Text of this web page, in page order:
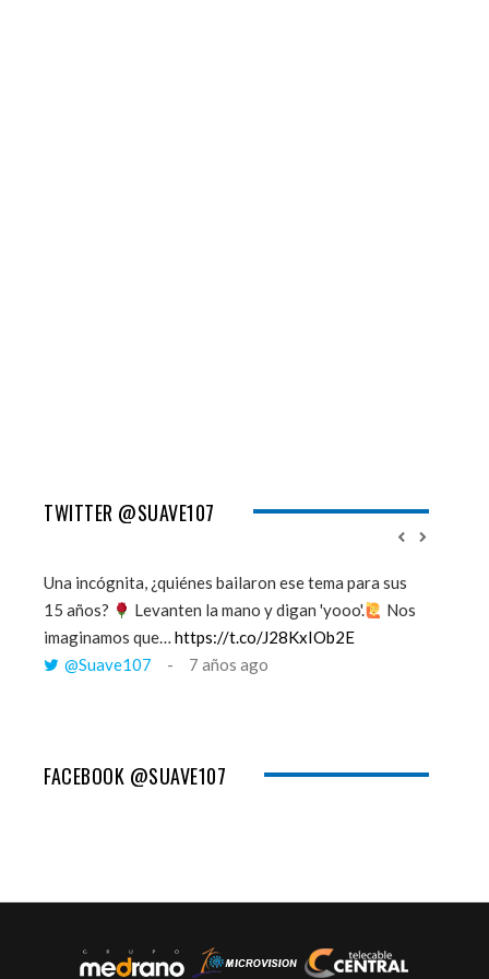
TWITTER @SUAVE107
Una incógnita, ¿quiénes bailaron ese tema para sus
15 años?
Levanten la mano y digan 'yooo'.
Nos
imaginamos que… https://t.co/J28KxIOb2E
@Suave107
7 años ago
FACEBOOK @SUAVE107